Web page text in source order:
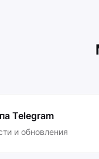
Telegram
и обновления